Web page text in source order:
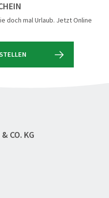
doch mal Urlaub. Jetzt Online
CO. KG